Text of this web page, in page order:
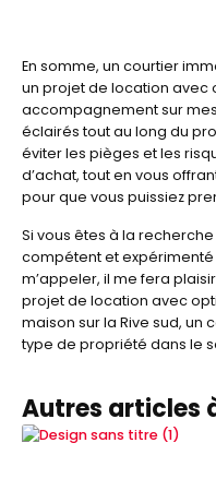
En somme, un courtier
un projet de location avec
accompagnement sur
éclairés tout au long du
éviter les pièges et les
d’achat, tout en vous
pour que vous puissiez
Si vous êtes à la
compétent et expérimenté
m’appeler, il me fera
projet de location avec
maison sur la Rive sud, un
type de propriété dans le
Autres articles